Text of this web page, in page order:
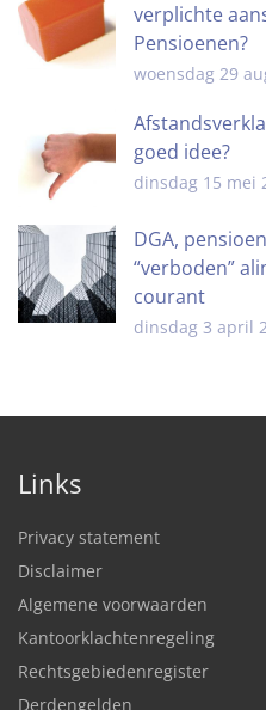
verplichte
Pensioenen?
woensdag 29
goed idee?
dinsdag 15 mei
DGA,
“verboden”
courant
dinsdag 3 april
Links
Privacy statement
Disclaimer
Algemene voorwaarden
Kantoorklachtenregeling
Rechtsgebiedenregister
Derdengelden